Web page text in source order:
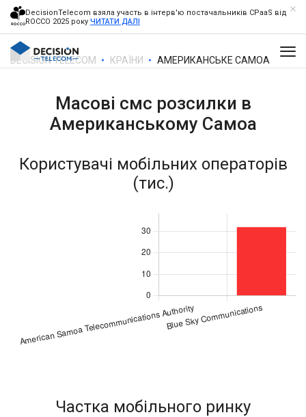
DecisionTelecom взяла участь в інтерв'ю постачальників CPaaS від
ROCCO 2025 року ЧИТАТИ ДАЛІ
DECISION TELECOM КРАЇНИ АМЕРИКАНСЬКЕ САМОА
Масові смс розсилки в
Американському Самоа
Користувачі мобільних операторів
(тис.)
Частка мобільного ринку